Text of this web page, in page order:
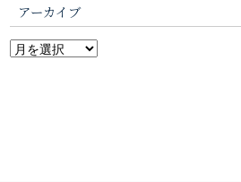
アーカイブ